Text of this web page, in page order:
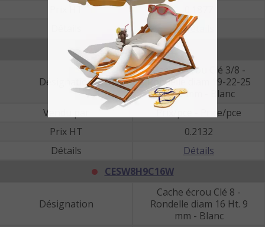
Prix HT
Détails
CESW3/8H9C25W
Désignation
Cache écrou Clé 3/8 -
Rondelle diam 19-22-25
Ht. 9 mm - Blanc
Vendu par
Prix/pce - Price/pce
Prix HT
0.2132
Détails
Détails
CESW8H9C16W
Désignation
Cache écrou Clé 8 -
Rondelle diam 16 Ht. 9
mm - Blanc